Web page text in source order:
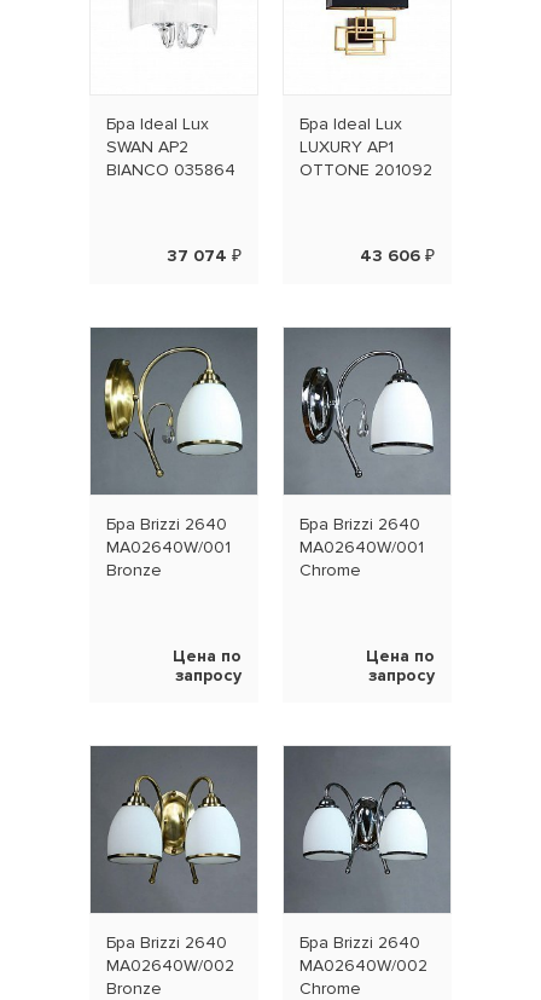
Бра Ideal Lux
SWAN AP2
BIANCO 035864
37 074 ₽
Бра Ideal Lux
LUXURY AP1
OTTONE 201092
43 606 ₽
Бра Brizzi 2640
MA02640W/001
Bronze
Цена по
запросу
Бра Brizzi 2640
MA02640W/001
Chrome
Цена по
запросу
Бра Brizzi 2640
MA02640W/002
Bronze
Бра Brizzi 2640
MA02640W/002
Chrome